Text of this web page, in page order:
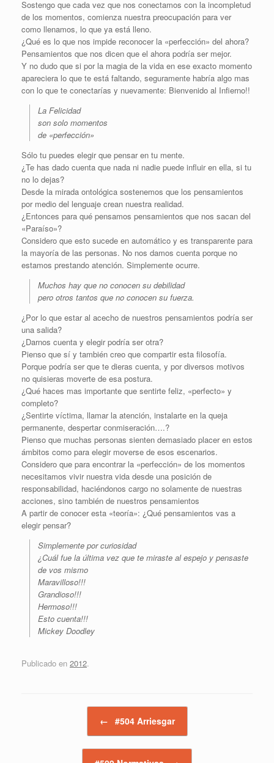
Sostengo que cada vez que nos conectamos con la incompletud
de los momentos, comienza nuestra preocupación para ver
como llenamos, lo que ya está lleno.
¿Qué es lo que nos impide reconocer la «perfección» del ahora?
Pensamientos que nos dicen que el ahora podría ser mejor.
Y no dudo que si por la magia de la vida en ese exacto momento
apareciera lo que te está faltando, seguramente habría algo mas
con lo que te conectarías y nuevamente: Bienvenido al Infierno!!
La Felicidad
son solo momentos
de «perfección»
Sólo tu puedes elegir que pensar en tu mente.
¿Te has dado cuenta que nada ni nadie puede influir en ella, si tu
no lo dejas?
Desde la mirada ontológica sostenemos que los pensamientos
por medio del lenguaje crean nuestra realidad.
¿Entonces para qué pensamos pensamientos que nos sacan del
«Paraíso»?
Considero que esto sucede en automático y es transparente para
la mayoría de las personas. No nos damos cuenta porque no
estamos prestando atención. Simplemente ocurre.
Muchos hay que no conocen su debilidad
pero otros tantos que no conocen su fuerza.
¿Por lo que estar al acecho de nuestros pensamientos podría ser
una salida?
¿Darnos cuenta y elegir podría ser otra?
Pienso que sí y también creo que compartir esta filosofía.
Porque podría ser que te dieras cuenta, y por diversos motivos
no quisieras moverte de esa postura.
¿Qué haces mas importante que sentirte feliz, «perfecto» y
completo?
¿Sentirte víctima, llamar la atención, instalarte en la queja
permanente, despertar conmiseración….?
Pienso que muchas personas sienten demasiado placer en estos
ámbitos como para elegir moverse de esos escenarios.
Considero que para encontrar la «perfección» de los momentos
necesitamos vivir nuestra vida desde una posición de
responsabilidad, haciéndonos cargo no solamente de nuestras
acciones, sino también de nuestros pensamientos
A partir de conocer esta «teoría»: ¿Qué pensamientos vas a
elegir pensar?
Simplemente por curiosidad
¿Cuál fue la última vez que te miraste al espejo y pensaste
de vos mismo
Maravilloso!!!
Grandioso!!!
Hermoso!!!
Esto cuenta!!!
Mickey Doodley
Publicado en 2012.
← #504 Arriesgar